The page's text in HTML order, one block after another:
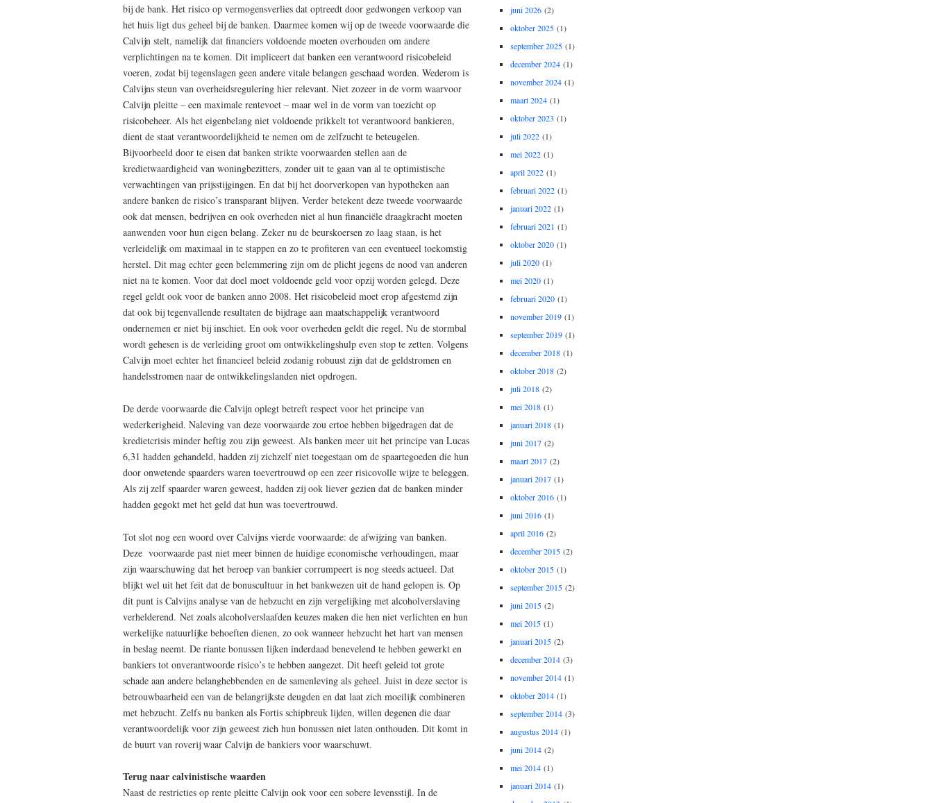
bij de bank. Het risico op vermogensverlies dat optreedt door gedwongen verkoop van
het huis ligt dus geheel bij de banken. Daarmee komen wij op de tweede voorwaarde die
Calvijn stelt, namelijk dat financiers voldoende moeten overhouden om andere
verplichtingen na te komen. Dit impliceert dat banken een verantwoord risicobeleid
voeren, zodat bij tegenslagen geen andere vitale belangen geschaad worden. Wederom is
Calvijns steun van overheidsregulering hier relevant. Niet zozeer in de vorm waarvoor
Calvijn pleitte – een maximale rentevoet – maar wel in de vorm van toezicht op
risicobeheer. Als het eigenbelang niet voldoende prikkelt tot verantwoord bankieren,
dient de staat verantwoordelijkheid te nemen om de zelfzucht te beteugelen.
Bijvoorbeeld door te eisen dat banken strikte voorwaarden stellen aan de
kredietwaardigheid van woningbezitters, zonder uit te gaan van al te optimistische
verwachtingen van prijsstijgingen. En dat bij het doorverkopen van hypotheken aan
andere banken de risico’s transparant blijven. Verder betekent deze tweede voorwaarde
ook dat mensen, bedrijven en ook overheden niet al hun financiële draagkracht moeten
aanwenden voor hun eigen belang. Zeker nu de beurskoersen zo laag staan, is het
verleidelijk om maximaal in te stappen en zo te profiteren van een eventueel toekomstig
herstel. Dit mag echter geen belemmering zijn om de plicht jegens de nood van anderen
niet na te komen. Voor dat doel moet voldoende geld voor opzij worden gelegd. Deze
regel geldt ook voor de banken anno 2008. Het risicobeleid moet erop afgestemd zijn
dat ook bij tegenvallende resultaten de bijdrage aan maatschappelijk verantwoord
ondernemen er niet bij inschiet. En ook voor overheden geldt die regel. Nu de stormbal
wordt gehesen is de verleiding groot om ontwikkelingshulp even stop te zetten. Volgens
Calvijn moet echter het financieel beleid zodanig robuust zijn dat de geldstromen en
handelsstromen naar de ontwikkelingslanden niet opdrogen.
De derde voorwaarde die Calvijn oplegt betreft respect voor het principe van
wederkerigheid. Naleving van deze voorwaarde zou ertoe hebben bijgedragen dat de
kredietcrisis minder heftig zou zijn geweest. Als banken meer uit het principe van Lucas
6,31 hadden gehandeld, hadden zij zichzelf niet toegestaan om de spaartegoeden die hun
door onwetende spaarders waren toevertrouwd op een zeer risicovolle wijze te beleggen.
Als zij zelf spaarder waren geweest, hadden zij ook liever gezien dat de banken minder
hadden gegokt met het geld dat hun was toevertrouwd.
Tot slot nog een woord over Calvijns vierde voorwaarde: de afwijzing van banken.
Deze voorwaarde past niet meer binnen de huidige economische verhoudingen, maar
zijn waarschuwing dat het beroep van bankier corrumpeert is nog steeds actueel. Dat
blijkt wel uit het feit dat de bonuscultuur in het bankwezen uit de hand gelopen is. Op
dit punt is Calvijns analyse van de hebzucht en zijn vergelijking met alcoholverslaving
verhelderend. Net zoals alcoholverslaafden keuzes maken die hen niet verlichten en hun
werkelijke natuurlijke behoeften dienen, zo ook wanneer hebzucht het hart van mensen
in beslag neemt. De riante bonussen lijken inderdaad benevelend te hebben gewerkt en
bankiers tot onverantwoorde risico’s te hebben aangezet. Dit heeft geleid tot grote
schade aan andere belanghebbenden en de samenleving als geheel. Juist in deze sector is
betrouwbaarheid een van de belangrijkste deugden en dat laat zich moeilijk combineren
met hebzucht. Zelfs nu banken als Fortis schipbreuk lijden, willen degenen die daar
verantwoordelijk voor zijn geweest zich hun bonussen niet laten onthouden. Dit komt in
de buurt van roverij waar Calvijn de bankiers voor waarschuwt.
Terug naar calvinistische waarden
Naast de restricties op rente pleitte Calvijn ook voor een sobere levensstijl. In de
juni 2026 (2)
oktober 2025 (1)
september 2025 (1)
december 2024 (1)
november 2024 (1)
maart 2024 (1)
oktober 2023 (1)
juli 2022 (1)
mei 2022 (1)
april 2022 (1)
februari 2022 (1)
januari 2022 (1)
februari 2021 (1)
oktober 2020 (1)
juli 2020 (1)
mei 2020 (1)
februari 2020 (1)
november 2019 (1)
september 2019 (1)
december 2018 (1)
oktober 2018 (2)
juli 2018 (2)
mei 2018 (1)
januari 2018 (1)
juni 2017 (2)
maart 2017 (2)
januari 2017 (1)
oktober 2016 (1)
juni 2016 (1)
april 2016 (2)
december 2015 (2)
oktober 2015 (1)
september 2015 (2)
juni 2015 (2)
mei 2015 (1)
januari 2015 (2)
december 2014 (3)
november 2014 (1)
oktober 2014 (1)
september 2014 (3)
augustus 2014 (1)
juni 2014 (2)
mei 2014 (1)
januari 2014 (1)